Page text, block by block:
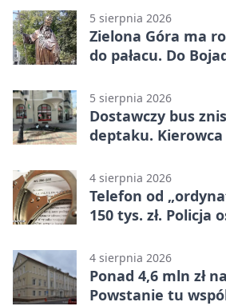
5 sierpnia 2026
Zielona Góra ma
do pałacu. Do
5 sierpnia 2026
Dostawczy bus
deptaku. Kierowca
4 sierpnia 2026
Telefon od
150 tys. zł. Policja
4 sierpnia 2026
Ponad 4,6 mln zł
Powstanie tu